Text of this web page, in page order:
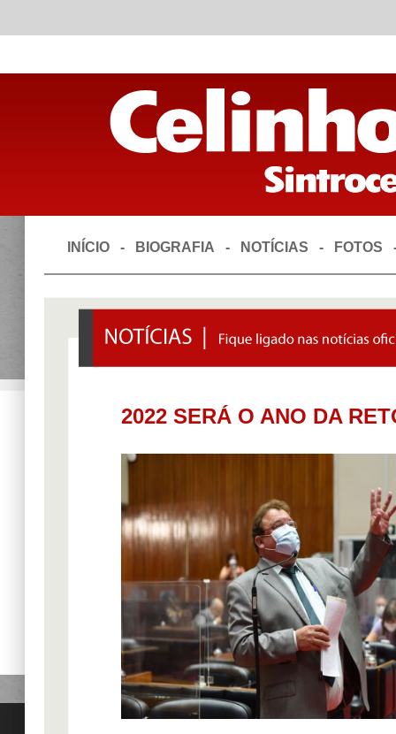
INÍCIO - BIOGRAFIA - NOTÍCIAS - FOTOS
2022 SERÁ O ANO DA